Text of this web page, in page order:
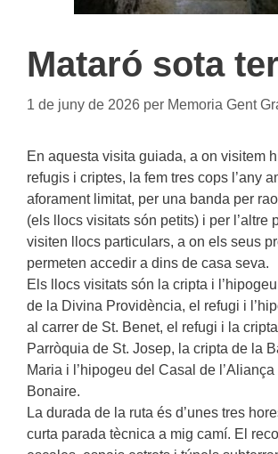
Mataró sota
1 de juny de 2026 per Memoria Gent
En aquesta visita guiada, a on visitem
refugis i criptes, la fem tres cops l’any
aforament limitat, per una banda per
(els llocs visitats són petits) i per l’altre
visiten llocs particulars, a on els seus
permeten accedir a dins de casa seva.
Els llocs visitats són la cripta i
de la Divina Providència, el refugi i
al carrer de St. Benet, el refugi i la
Parròquia de St. Josep, la cripta de la
Maria i l’hipogeu del Casal de
Bonaire.
La durada de la ruta és d’unes tres
curta parada tècnica a mig camí. El